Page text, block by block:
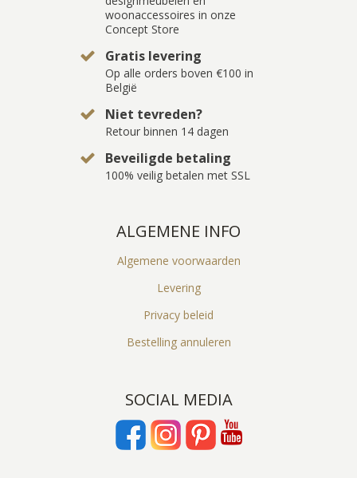
woonaccessoires in onze
Concept Store
Gratis levering
Op alle orders boven €100 in
België
Niet tevreden?
Retour binnen 14 dagen
Beveiligde betaling
100% veilig betalen met SSL
ALGEMENE INFO
Algemene voorwaarden
Levering
Privacy beleid
Bestelling annuleren
SOCIAL MEDIA